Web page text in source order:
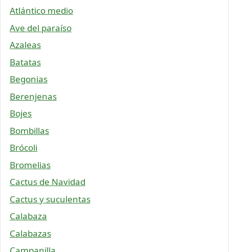
Atlántico medio
Ave del paraíso
Azaleas
Batatas
Begonias
Berenjenas
Bojes
Bombillas
Brócoli
Bromelias
Cactus de Navidad
Cactus y suculentas
Calabaza
Calabazas